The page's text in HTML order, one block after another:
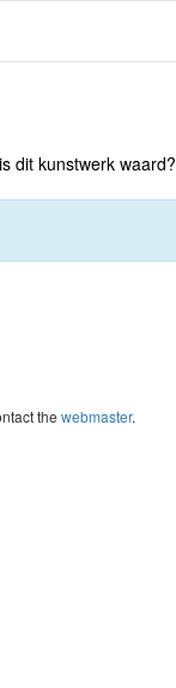
dit kunstwerk waard?
the webmaster.